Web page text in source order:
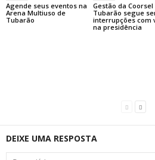
Agende seus eventos na
Arena Multiuso de
Tubarão
Gestão da Coorsel
Tubarão segue
interrupções com
na presidência
DEIXE UMA RESPOSTA